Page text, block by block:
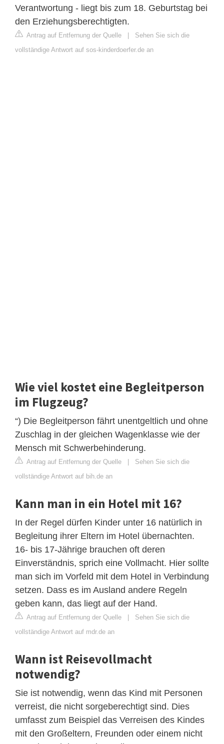
Verantwortung - liegt bis zum 18. Geburtstag bei
den Erziehungsberechtigten.
Antrag auf Entfernung der Quelle | Sehen Sie sich die
vollständige Antwort auf sos-kinderdoerfer.de an
Wie viel kostet eine Begleitperson
im Flugzeug?
“) Die Begleitperson fährt unentgeltlich und ohne
Zuschlag in der gleichen Wagenklasse wie der
Mensch mit Schwerbehinderung.
Antrag auf Entfernung der Quelle | Sehen Sie sich die
vollständige Antwort auf bih.de an
Kann man in ein Hotel mit 16?
In der Regel dürfen Kinder unter 16 natürlich in
Begleitung ihrer Eltern im Hotel übernachten.
16- bis 17-Jährige brauchen oft deren
Einverständnis, sprich eine Vollmacht. Hier sollte
man sich im Vorfeld mit dem Hotel in Verbindung
setzen. Dass es im Ausland andere Regeln
geben kann, das liegt auf der Hand.
Antrag auf Entfernung der Quelle | Sehen Sie sich die
vollständige Antwort auf mdr.de an
Wann ist Reisevollmacht
notwendig?
Sie ist notwendig, wenn das Kind mit Personen
verreist, die nicht sorgeberechtigt sind. Dies
umfasst zum Beispiel das Verreisen des Kindes
mit den Großeltern, Freunden oder einem nicht